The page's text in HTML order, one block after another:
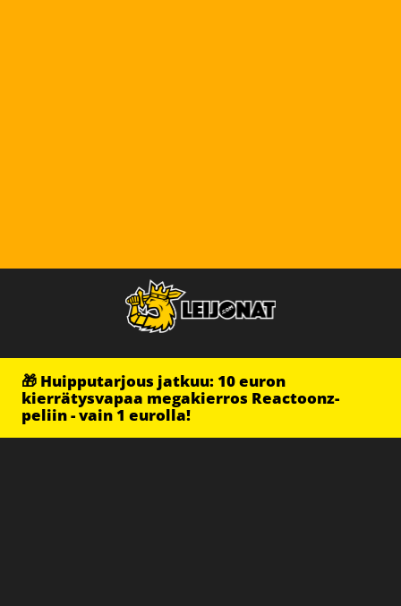
🎁 Huipputarjous jatkuu: 10 euron
kierrätysvapaa megakierros Reactoonz-
peliin - vain 1 eurolla!